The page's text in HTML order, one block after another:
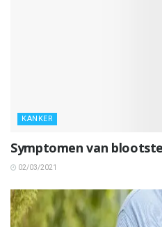
KANKER
Symptomen van
02/03/2021